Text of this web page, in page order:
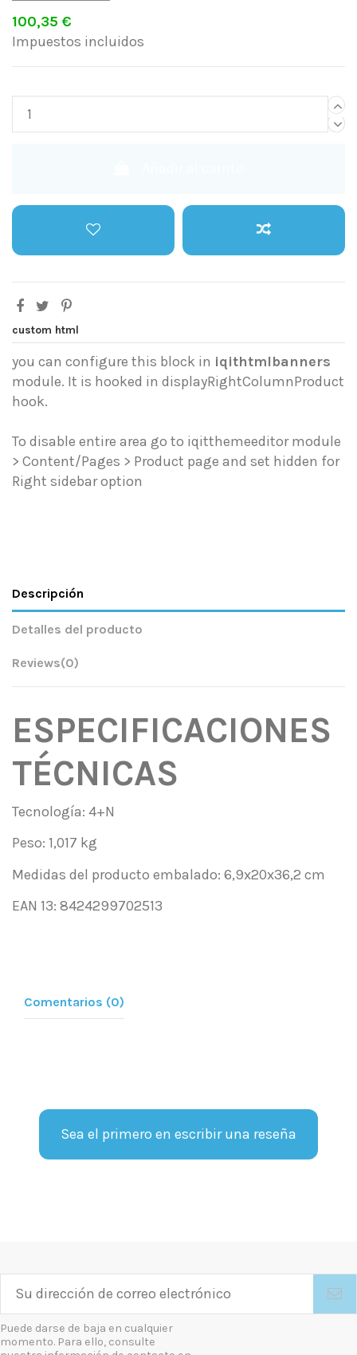
100,35 €
Impuestos incluidos
custom html
you can configure this block in iqithtmlbanners
module. It is hooked in displayRightColumnProduct
hook.
To disable entire area go to iqitthemeeditor module
> Content/Pages > Product page and set hidden for
Right sidebar option
Descripción
Detalles del producto
Reviews(0)
ESPECIFICACIONES
TÉCNICAS
Tecnología: 4+N
Peso: 1,017 kg
Medidas del producto embalado: 6,9x20x36,2 cm
EAN 13: 8424299702513
Comentarios (0)
Sea el primero en escribir una reseña
Puede darse de baja en cualquier
momento. Para ello, consulte